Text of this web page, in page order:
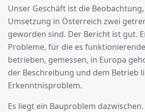
Unser Geschäft ist die
Umsetzung in Österreich zwei
geworden sind. Der Bericht ist gut.
Probleme, für die es
betrieben, gemessen, in Europa
der Beschreibung und dem Betrieb
Erkenntnisproblem.
Es liegt ein Bauproblem